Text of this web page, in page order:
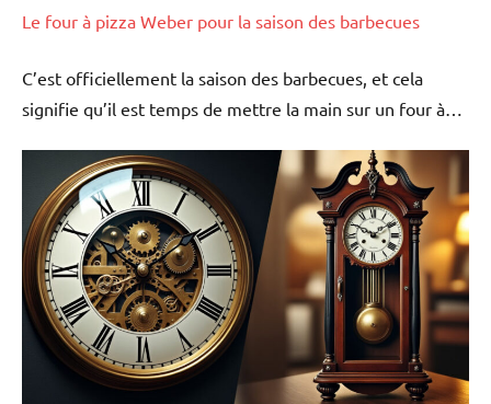
Le four à pizza Weber pour la saison des barbecues
C’est officiellement la saison des barbecues, et cela
signifie qu’il est temps de mettre la main sur un four à…